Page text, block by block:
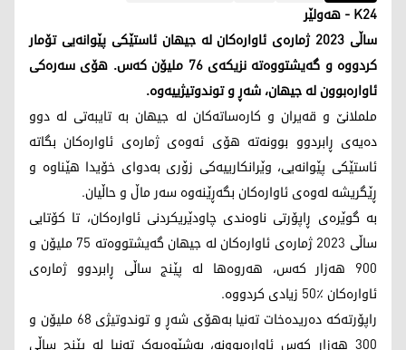
K24 - هەولێر
ساڵی 2023 ژمارەی ئاوارەکان لە جیهان ئاستێکی پێوانەیی تۆمار
کردووە و گەیشتووەتە نزیکەی 76 ملیۆن کەس. هۆی سەرەکی
ئاوارەبوون لە جیهان، شەڕ و توندوتیژییەوە.
ململانێ و قەیران و کارەساتەکان لە جیهان بە تایبەتی لە دوو
دەیەی ڕابردوو بوونەتە هۆی ئەوەی ژمارەی ئاوارەکان بگاتە
ئاستێکی پێوانەیی، وێرانکارییەکی زۆری بەدوای خۆیدا هێناوە و
ڕێگریشە لەوەی ئاوارەکان بگەڕێنەوە سەر ماڵ و حاڵیان.
بە گوێرەی ڕاپۆرتی ناوەندی چاودێریکردنی ئاوارەکان، تا کۆتایی
ساڵی 2023 ژمارەی ئاوارەکان لە جیهان گەیشتووەتە 75 ملیۆن و
900 هەزار کەس، هەروەها لە پێنج ساڵی ڕابردوو ژمارەی
ئاوارەکان ٪50 زیادی کردووە.
راپۆرتەکە دەریدەخات تەنیا بەهۆی شەڕ و توندوتیژی 68 ملیۆن و